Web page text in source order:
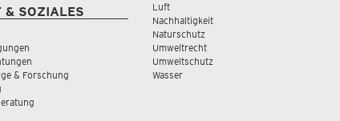
& SOZIALES
& Forschung
Luft
Nachhaltigkeit
Naturschutz
Umweltrecht
Umweltschutz
Wasser